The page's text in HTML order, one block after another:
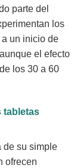
parte del
los
un inicio de
el efecto
los 30 a 60
tabletas
de su simple
ofrecen